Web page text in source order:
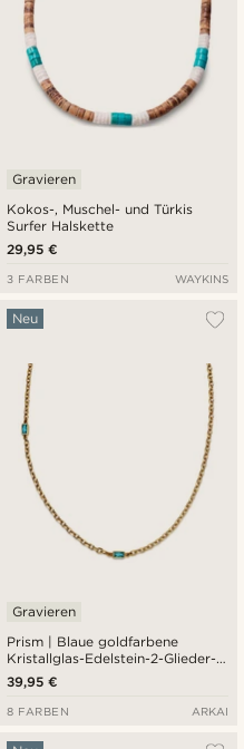
Kokos-, Muschel- und Türkis
Surfer Halskette
Gravieren
29,95 €
3 FARBEN WAYKINS
Prism | Blaue goldfarbene
Kristallglas-Edelstein-2-Glieder-
Halskette
Neu
Gravieren
39,95 €
8 FARBEN ARKAI